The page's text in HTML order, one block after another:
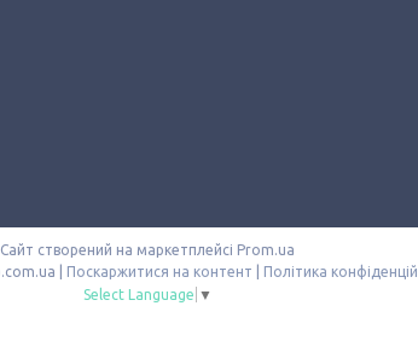
Сайт створений на маркетплейсі Prom.ua
Поскаржитися на контент
Політика
Select Language ▼